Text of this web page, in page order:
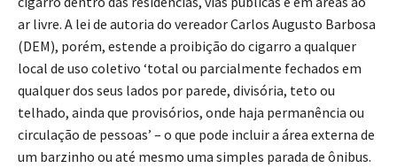
ar livre. A lei de autoria do vereador Carlos Augusto Barbosa
(DEM), porém, estende a proibição do cigarro a qualquer
local de uso coletivo ‘total ou parcialmente fechados em
qualquer dos seus lados por parede, divisória, teto ou
telhado, ainda que provisórios, onde haja permanência ou
circulação de pessoas’ – o que pode incluir a área externa de
um barzinho ou até mesmo uma simples parada de ônibus.